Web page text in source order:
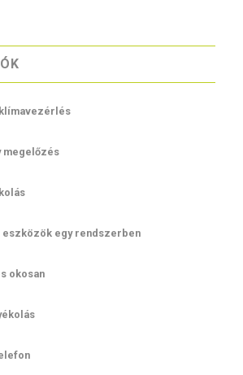
megelőzés
eszközök egy rendszerben
okosan